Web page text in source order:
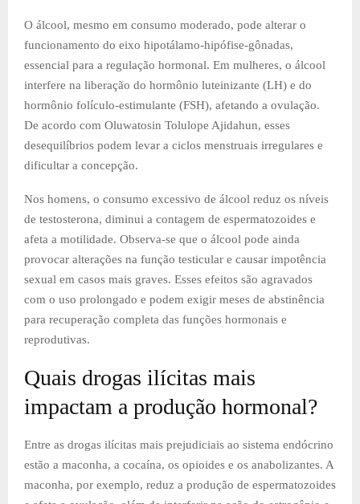
O álcool, mesmo em consumo moderado, pode alterar o
funcionamento do eixo hipotálamo-hipófise-gônadas,
essencial para a regulação hormonal. Em mulheres, o álcool
interfere na liberação do hormônio luteinizante (LH) e do
hormônio folículo-estimulante (FSH), afetando a ovulação.
De acordo com Oluwatosin Tolulope Ajidahun, esses
desequilíbrios podem levar a ciclos menstruais irregulares e
dificultar a concepção.
Nos homens, o consumo excessivo de álcool reduz os níveis
de testosterona, diminui a contagem de espermatozoides e
afeta a motilidade. Observa-se que o álcool pode ainda
provocar alterações na função testicular e causar impotência
sexual em casos mais graves. Esses efeitos são agravados
com o uso prolongado e podem exigir meses de abstinência
para recuperação completa das funções hormonais e
reprodutivas.
Quais drogas ilícitas mais
impactam a produção hormonal?
Entre as drogas ilícitas mais prejudiciais ao sistema endócrino
estão a maconha, a cocaína, os opioides e os anabolizantes. A
maconha, por exemplo, reduz a produção de espermatozoides